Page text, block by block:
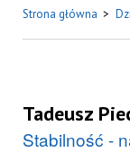
Strona główna >
Tadeusz
Stabilność -